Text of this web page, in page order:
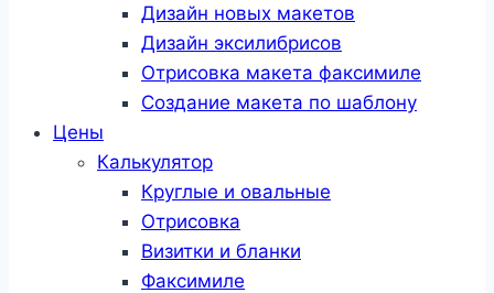
Дизайн новых макетов
Дизайн эксилибрисов
Отрисовка макета факсимиле
Создание макета по шаблону
Цены
Калькулятор
Круглые и овальные
Отрисовка
Визитки и бланки
Факсимиле